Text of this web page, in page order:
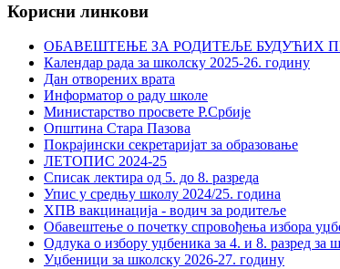
Корисни линкови
ОБАВЕШТЕЊЕ ЗА РОДИТЕЉЕ БУДУЋИХ
Календар рада за школску 2025-26. годину
Дан отворених врата
Информатор о раду школе
Министарство просвете Р.Србије
Општина Стара Пазова
Покрајински секретаријат за образовање
ЛЕТОПИС 2024-25
Списак лектира од 5. до 8. разреда
Упис у средњу школу 2024/25. година
ХПВ вакцинација - водич за родитеље
Обавештење о почетку спровођења избора
Одлука о избору уџбеника за 4. и 8. разред за
Уџбеници за школску 2026-27. годину